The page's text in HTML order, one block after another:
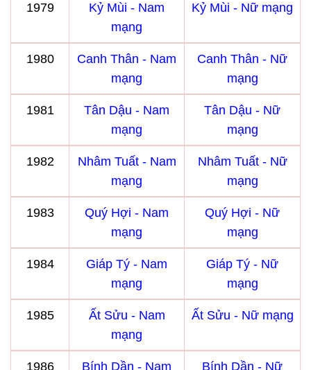
1979
Kỷ Mùi - Nam
mạng
Kỷ Mùi - Nữ mạng
1980
Canh Thân - Nam
mạng
Canh Thân - Nữ
mạng
1981
Tân Dậu - Nam
mạng
Tân Dậu - Nữ
mạng
1982
Nhâm Tuất - Nam
mạng
Nhâm Tuất - Nữ
mạng
1983
Quý Hợi - Nam
mạng
Quý Hợi - Nữ
mạng
1984
Giáp Tý - Nam
mạng
Giáp Tý - Nữ
mạng
1985
Ất Sửu - Nam
mạng
Ất Sửu - Nữ mạng
1986
Bính Dần - Nam
Bính Dần - Nữ